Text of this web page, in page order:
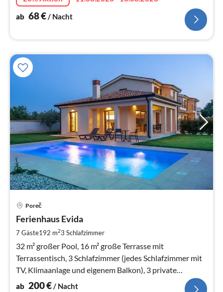
ab 68€/ Nacht
Poreč
Ferienhaus Evida
7 Gäste192 m23 Schlafzimmer
32 m² großer Pool, 16 m² große Terrasse mit
Terrassentisch, 3 Schlafzimmer (jedes Schlafzimmer mit
TV, Klimaanlage und eigenem Balkon), 3 private
Badezimmer, WC, privater Garten un
ab 200€/ Nacht